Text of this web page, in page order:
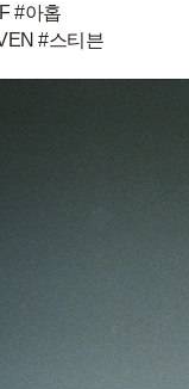
#아홉